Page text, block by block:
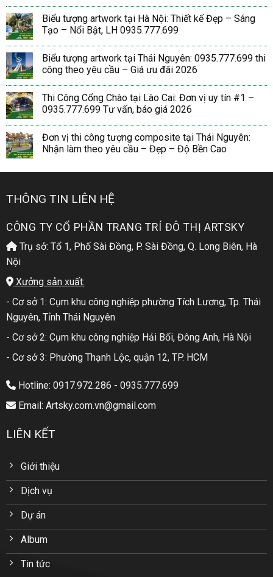
Biểu tượng artwork tại Hà Nội: Thiết kế Đẹp – Sáng
Tạo – Nổi Bật, LH 0935.777.699
Biểu tượng artwork tại Thái Nguyên: 0935.777.699 thi
công theo yêu cầu – Giá ưu đãi 2026
Thi Công Cổng Chào tại Lào Cai: Đơn vị uy tín #1 –
0935.777.699 Tư vấn, báo giá 2026
Đơn vị thi công tượng composite tại Thái Nguyên:
Nhận làm theo yêu cầu – Đẹp – Độ Bền Cao
THÔNG TIN LIÊN HỆ
CÔNG TY CỔ PHẦN TRANG TRÍ ĐÔ THỊ ARTSKY
Trụ sở: Tổ 1, Phố Sài Đồng, P. Sài Đồng, Q. Long Biên, Hà
Nội
Xưởng sản xuất:
- Cơ sở 1: Cụm khu công nghiệp phường Tích Lương, Tp. Thái
Nguyên, Tỉnh Thái Nguyên
- Cơ sở 2: Cụm khu công nghiệp Hải Bối, Đông Anh, Hà Nội
- Cơ sở 3: Phường Thạnh Lộc, quận 12, TP. HCM
Hotline: 0917.972.286 - 0935.777.699
Email: Artsky.com.vn@gmail.com
LIÊN KẾT
Giới thiệu
Dịch vụ
Dự án
Album
Tin tức